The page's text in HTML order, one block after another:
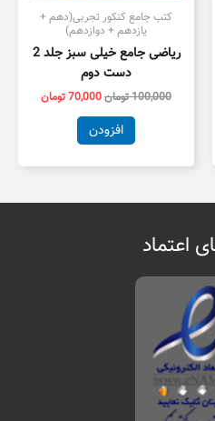
کتب جامع کنکور تجربی(دهم +
یازدهم + دوازدهم)
ریاضی جامع خیلی سبز جلد 2
دست دوم
100,000تومان70,000تومان
افزودن
اعتماد